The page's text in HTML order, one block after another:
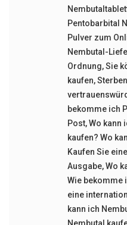
Pentobarbital
Pulver zum
Nembutal-
Ordnung,Sie
kaufen,Sterben
bekomme ich
Post,Wo kann
kaufen? Wo
Kaufen Sie
Ausgabe,Wo
Wie bekomme
eine
kann ich